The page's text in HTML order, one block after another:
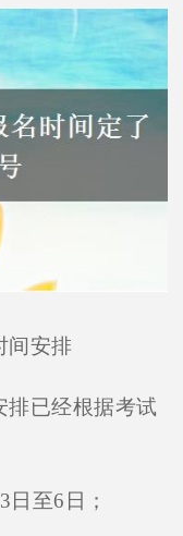
间安排
排已经根据考试
至6日；